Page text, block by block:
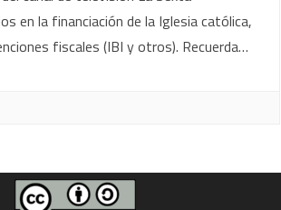
Intermedio”
de
los
en la financiación de la Iglesia católica,
fiscales (IBI y otros). Recuerda…